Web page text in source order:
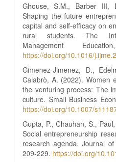
Ghouse, S.M., Barber III,
Shaping the future
capital and self-efficacy on
rural students. The
Management
https://doi.org/10.1016/
Gimenez-Jimenez, D.,
Calabrò, A. (2022). Women
the venturing process: The
culture. Small Business
https://doi.org/10.1007/
Gupta, P., Chauhan, S.,
Social entrepreneurship
research agenda. Journal
209-229. https://doi.org/